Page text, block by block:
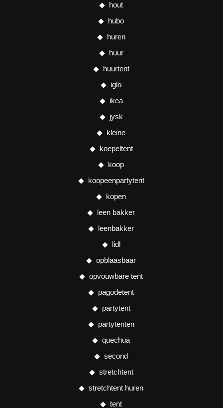
hout
hubo
huren
huur
huurtent
iglo
ikea
jysk
kleine
koepeltent
koop
koopeenpartytent
kopen
leen bakker
leenbakker
lidl
opblaasbaar
opvouwbare tent
pagodetent
partytent
partytenten
quechua
second
stretchtent
stretchtent huren
tent